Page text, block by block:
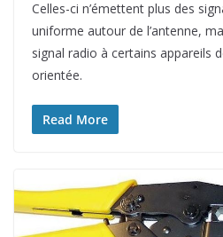
Celles-ci n’émettent plus des
uniforme autour de l’antenne,
signal radio à certains appareils
orientée.
Read More